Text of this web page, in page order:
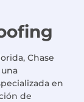
Chase
en
de